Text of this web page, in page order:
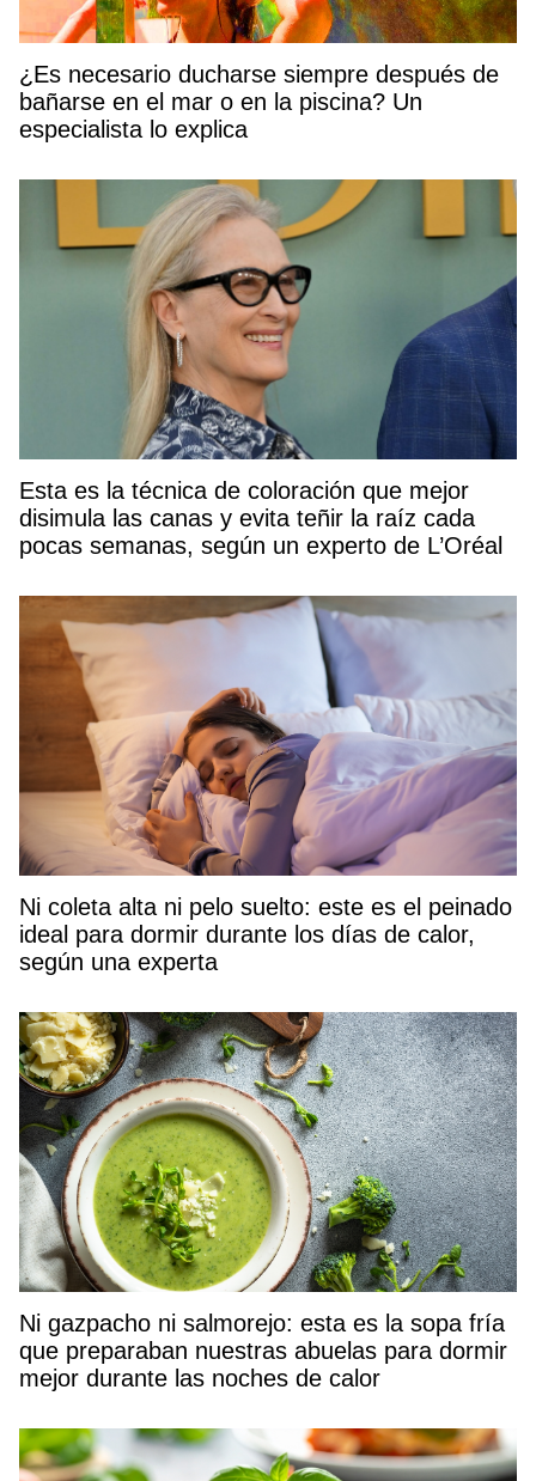
¿Es necesario ducharse siempre después de
bañarse en el mar o en la piscina? Un
especialista lo explica
Esta es la técnica de coloración que mejor
disimula las canas y evita teñir la raíz cada
pocas semanas, según un experto de L’Oréal
Ni coleta alta ni pelo suelto: este es el peinado
ideal para dormir durante los días de calor,
según una experta
Ni gazpacho ni salmorejo: esta es la sopa fría
que preparaban nuestras abuelas para dormir
mejor durante las noches de calor